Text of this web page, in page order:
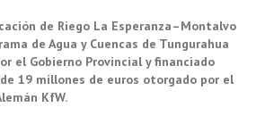
de Riego La Esperanza–Montalvo
de Agua y Cuencas de Tungurahua
el Gobierno Provincial y financiado
19 millones de euros otorgado por el
KfW.